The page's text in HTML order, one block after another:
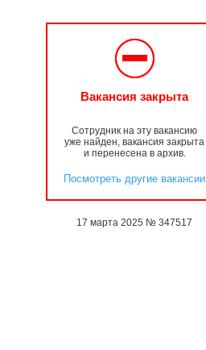
Вакансия закрыта
Сотрудник на эту вакансию
уже найден, вакансия закрыта
и перенесена в архив.
Посмотреть другие вакансии
17 марта 2025 № 347517